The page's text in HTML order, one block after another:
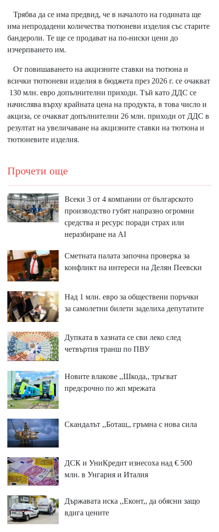
Трябва да се има предвид, че в началото на годината ще
има непродадени количества тютюневи изделия със старите
бандероли. Те ще се продават на по-ниски цени до
изчерпването им.
От повишаването на акцизните ставки на тютюна и
всички тютюневи изделия в бюджета през 2026 г. се очакват
130 млн. евро допълнителни приходи. Тъй като ДДС се
начислява върху крайната цена на продукта, в това число и
акциза, се очакват допълнителни 26 млн. приходи от ДДС в
резултат на увеличаване на акцизните ставки на тютюна и
тютюневите изделия.
Прочети още
Всеки 3 от 4 компании от българското
производство губят напразно огромни
средства и ресурс поради страх или
неразбиране на AI
Сметната палата започна проверка за
конфликт на интереси на Делян Пеевски
Над 1 млн. евро за обществени поръчки
за самолетни билети заделиха депутатите
Дупката в хазната се сви леко след
четвъртия транш по ПВУ
Новите влакове ,,Шкода,, тръгват
предсрочно по жп мрежата
Скандалът ,,Боташ,, гръмна с нова сила
ДСК и УниКредит изнесоха над € 500
млн. в Унгария и Италия
Държавата иска ,,Еконт,, да обясни защо
вдига цените